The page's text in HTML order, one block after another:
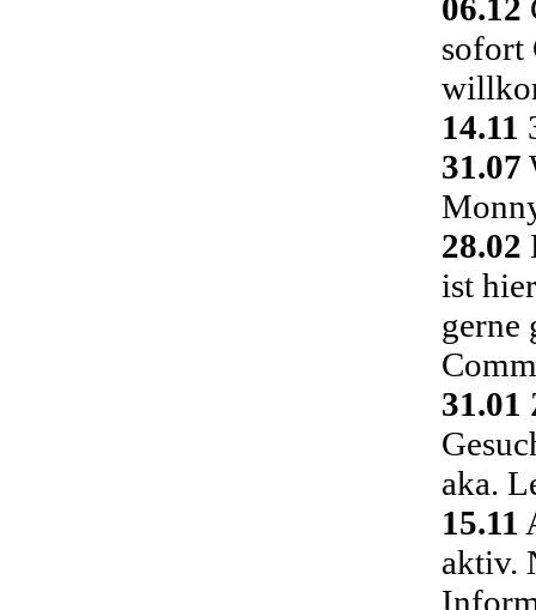
06.12
sofort
14.11
31.07
28.02
ist
gerne
31.01
aka.
15.11
aktiv.